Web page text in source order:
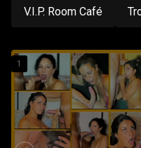
V.I.P. Room Café
1